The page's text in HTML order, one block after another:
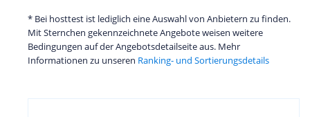
* Bei hosttest ist lediglich eine Auswahl von Anbietern zu finden.
Mit Sternchen gekennzeichnete Angebote weisen weitere
Bedingungen auf der Angebotsdetailseite aus. Mehr
Informationen zu unseren Ranking- und Sortierungsdetails